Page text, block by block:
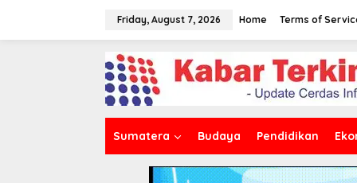
Friday, August 7, 2026 Home Terms of
Sumatera Budaya Pendidikan